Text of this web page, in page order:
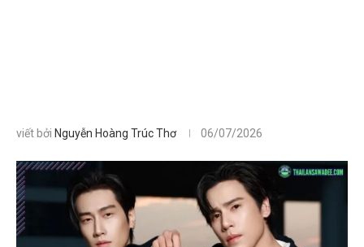
viết bởi Nguyễn Hoàng Trúc Thơ 06/07/2026